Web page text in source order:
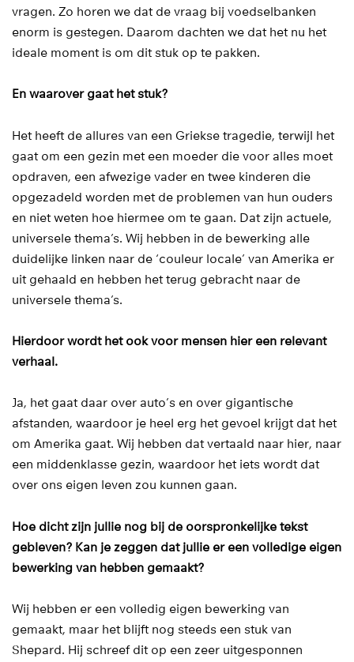
vragen. Zo horen we dat de vraag bij voedselbanken
enorm is gestegen. Daarom dachten we dat het nu het
ideale moment is om dit stuk op te pakken.
En waarover gaat het stuk?
Het heeft de allures van een Griekse tragedie, terwijl het
gaat om een gezin met een moeder die voor alles moet
opdraven, een afwezige vader en twee kinderen die
opgezadeld worden met de problemen van hun ouders
en niet weten hoe hiermee om te gaan. Dat zijn actuele,
universele thema’s. Wij hebben in de bewerking alle
duidelijke linken naar de ‘couleur locale’ van Amerika er
uit gehaald en hebben het terug gebracht naar de
universele thema’s.
Hierdoor wordt het ook voor mensen hier een relevant
verhaal.
Ja, het gaat daar over auto’s en over gigantische
afstanden, waardoor je heel erg het gevoel krijgt dat het
om Amerika gaat. Wij hebben dat vertaald naar hier, naar
een middenklasse gezin, waardoor het iets wordt dat
over ons eigen leven zou kunnen gaan.
Hoe dicht zijn jullie nog bij de oorspronkelijke tekst
gebleven? Kan je zeggen dat jullie er een volledige eigen
bewerking van hebben gemaakt?
Wij hebben er een volledig eigen bewerking van
gemaakt, maar het blijft nog steeds een stuk van
Shepard. Hij schreef dit op een zeer uitgesponnen